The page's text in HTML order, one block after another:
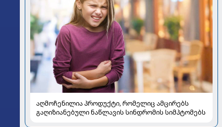
აღმოჩენილია პროდუქტი, რომელიც ამცირებს
გაღიზიანებული ნაწლავის სინდრომის სიმპტომებს